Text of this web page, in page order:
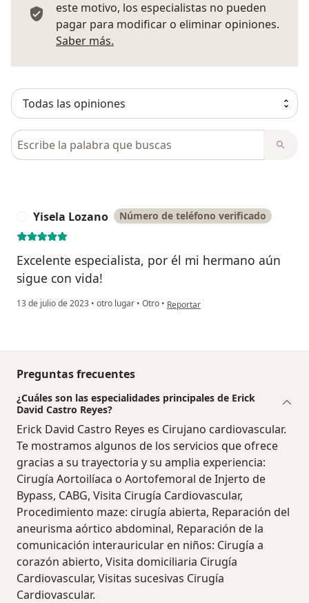
este motivo, los especialistas no pueden
pagar para modificar o eliminar opiniones.
Saber más.
Busca en opiniones
Yisela Lozano Número de teléfono verificado
Excelente especialista, por él mi hermano aún
sigue con vida!
13 de julio de 2023 • otro lugar • Otro • en opinión del usuario Yisela Lozano
Reportar
Preguntas frecuentes
¿Cuáles son las especialidades principales de Erick
David Castro Reyes?
Erick David Castro Reyes es Cirujano cardiovascular.
Te mostramos algunos de los servicios que ofrece
gracias a su trayectoria y su amplia experiencia:
Cirugía Aortoilíaca o Aortofemoral de Injerto de
Bypass, CABG, Visita Cirugía Cardiovascular,
Procedimiento maze: cirugía abierta, Reparación del
aneurisma aórtico abdominal, Reparación de la
comunicación interauricular en niños: Cirugía a
corazón abierto, Visita domiciliaria Cirugía
Cardiovascular, Visitas sucesivas Cirugía
Cardiovascular.